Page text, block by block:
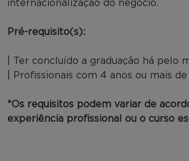
internacionalização do negócio.
Pré-requisito(s):
| Ter concluído a graduação há pelo
| Profissionais com 4 anos ou mais
*Os requisitos podem variar de
experiência profissional ou o curso